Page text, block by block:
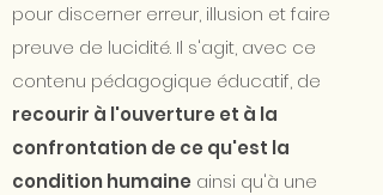
pour discerner erreur, illusion et faire
preuve de lucidité. Il s'agit, avec ce
contenu pédagogique éducatif, de
recourir à l'ouverture et à la
confrontation de ce qu'est la
condition humaine ainsi qu'à une